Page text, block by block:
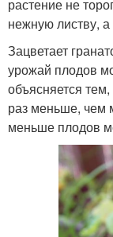
растение не
нежную листву, а
Зацветает
урожай плодов
объясняется
раз меньше, чем
меньше плодов